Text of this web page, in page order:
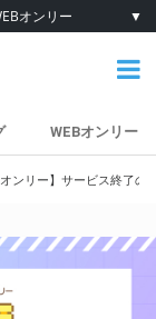
オンリー ▼
WEBオンリー
オンリー】サービス終了の